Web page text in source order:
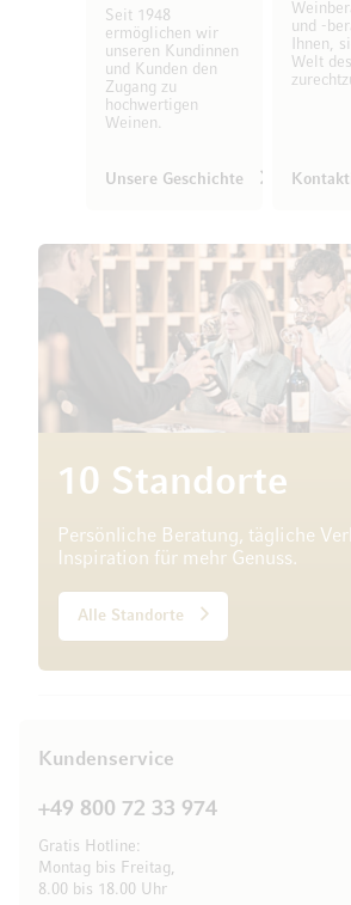
Seit 1948
ermöglichen wir
unseren Kundinnen
und Kunden den
Zugang zu
hochwertigen
Weinen.
Unsere Geschichte
und -
Ihnen,
Welt
10 Standorte
Persönliche Beratung, tägliche
Inspiration für mehr Genuss.
Alle Standorte
Kundenservice
+49 800 72 33 974
Gratis Hotline:
Montag bis Freitag,
8.00 bis 18.00 Uhr